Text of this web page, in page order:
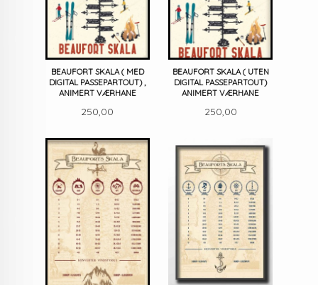
BEAUFORT SKALA ( MED
DIGITAL PASSEPARTOUT) ,
ANIMERT VÆRHANE
Pris
250,00
BEAUFORT SKALA ( UTEN
DIGITAL PASSEPARTOUT)
ANIMERT VÆRHANE
Pris
250,00